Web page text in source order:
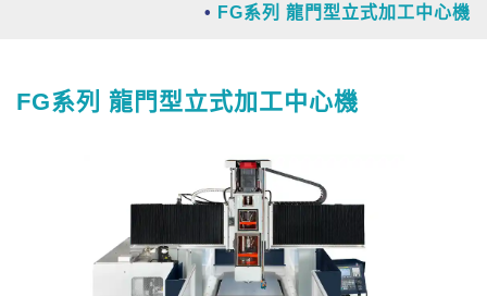
FG系列 龍門型立式加工中心機
FG系列 龍門型立式加工中心機